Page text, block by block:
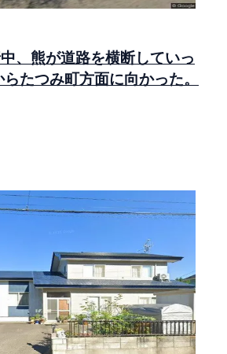
中、熊が道路を横断していっ
たつみ町方面に向かった。